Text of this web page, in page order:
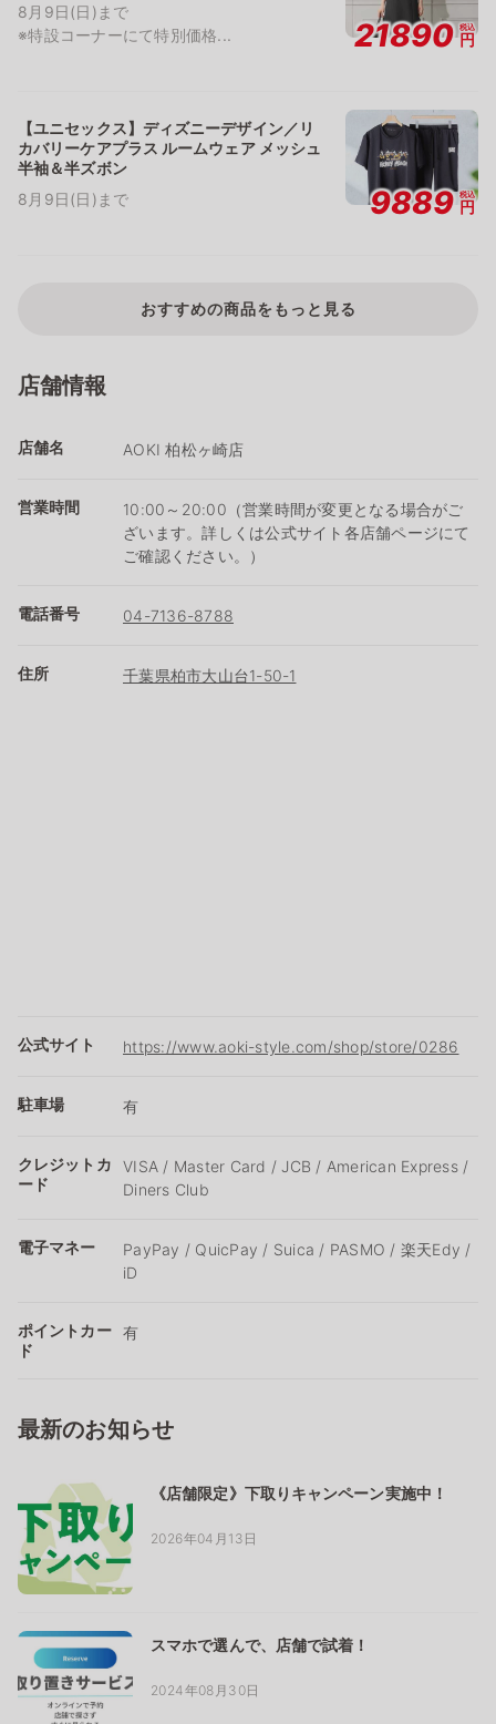
8月9日(日)まで
※特設コーナーにて特別価格...
21890 税込
円
【ユニセックス】ディズニーデザイン／リ
カバリーケアプラス ルームウェア メッシュ
半袖＆半ズボン
8月9日(日)まで
9889 税込
円
おすすめの商品をもっと見る
店舗情報
店舗名 AOKI 柏松ヶ崎店
営業時間
10:00～20:00（営業時間が変更となる場合がご
ざいます。詳しくは公式サイト各店舗ページにて
ご確認ください。）
電話番号 04-7136-8788
住所 千葉県柏市大山台1-50-1
公式サイト https://www.aoki-style.com/shop/store/0286
駐車場 有
クレジットカ
ード
VISA / Master Card / JCB / American Express /
Diners Club
電子マネー
PayPay / QuicPay / Suica / PASMO / 楽天Edy /
iD
ポイントカー
ド
有
最新のお知らせ
《店舗限定》下取りキャンペーン実施中！
2026年04月13日
スマホで選んで、店舗で試着！
2024年08月30日